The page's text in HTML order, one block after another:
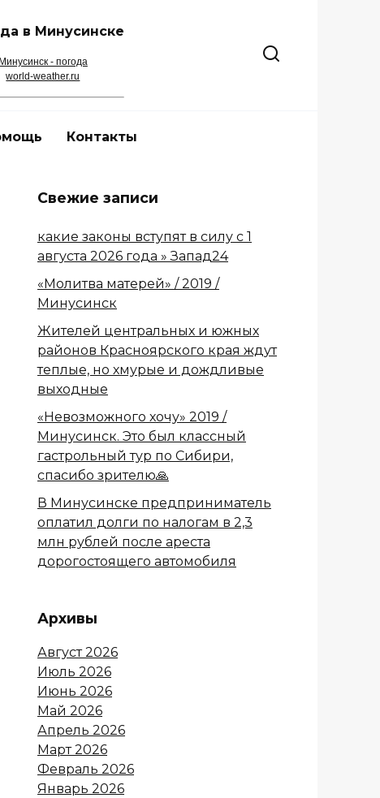
в Минусинске
Минусинск - погода
world-weather.ru
Контакты
Свежие записи
какие законы вступят в силу с 1
августа 2026 года » Запад24
«Молитва матерей» / 2019 /
Минусинск
Жителей центральных и южных
районов Красноярского края ждут
теплые, но хмурые и дождливые
выходные
«Невозможного хочу» 2019 /
Минусинск. Это был классный
гастрольный тур по Сибири,
спасибо зрителю🙏
В Минусинске предприниматель
оплатил долги по налогам в 2,3
млн рублей после ареста
дорогостоящего автомобиля
Архивы
Август 2026
Июль 2026
Июнь 2026
Май 2026
Апрель 2026
Март 2026
Февраль 2026
Январь 2026